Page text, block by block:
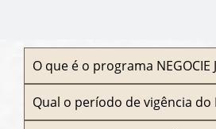
O que é o programa NEGOCIE
Qual o período de vigência do